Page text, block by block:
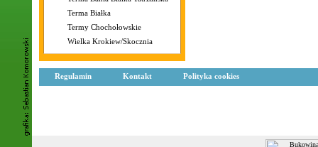
Terma Białka
Termy Chochołowskie
Wielka Krokiew/Skocznia
Regulamin Kontakt Polityka cookies